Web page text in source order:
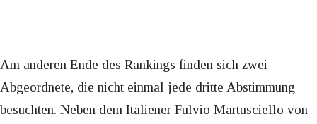
Am anderen Ende des Rankings finden sich zwei
Abgeordnete, die nicht einmal jede dritte Abstimmung
besuchten. Neben dem Italiener Fulvio Martusciello von